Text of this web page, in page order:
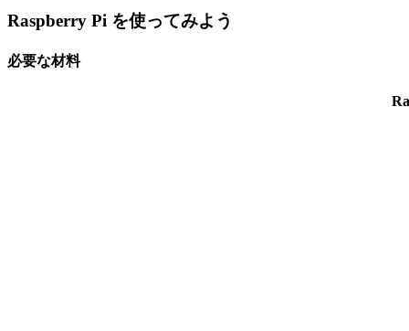
Raspberry Pi を使ってみよう
必要な材料